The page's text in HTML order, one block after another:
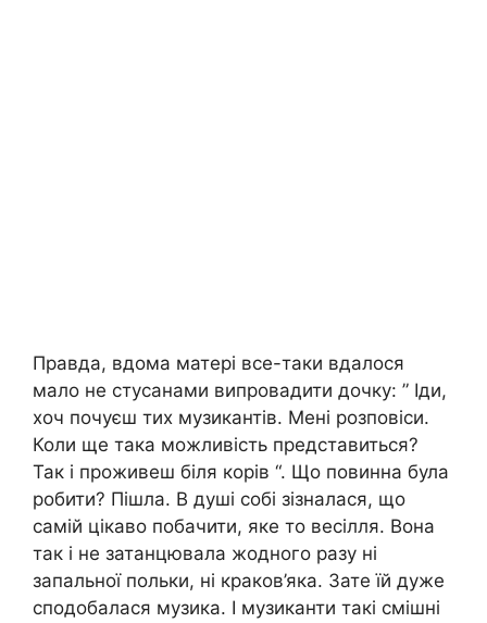
Правда, вдома матері все-таки вдалося
мало не стусанами випровадити дочку: ” Іди,
хоч почуєш тих музикантів. Мені розповіси.
Коли ще така можливість представиться?
Так і проживеш біля корів “. Що повинна була
робити? Пішла. В душі собі зізналася, що
самій цікаво побачити, яке то весілля. Вона
так і не затанцювала жодного разу ні
запальної польки, ні краков’яка. Зате їй дуже
сподобалася музика. І музиканти такі смішні